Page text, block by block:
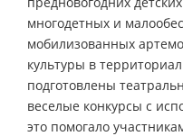
многодетных и
мобилизованных
культуры в
подготовлены
веселые конкурсы с
это помогало